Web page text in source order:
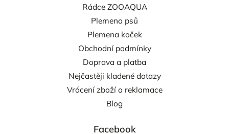
Rádce ZOOAQUA
Plemena psů
Plemena koček
Obchodní podmínky
Doprava a platba
Nejčastěji kladené dotazy
Vrácení zboží a reklamace
Blog
Facebook